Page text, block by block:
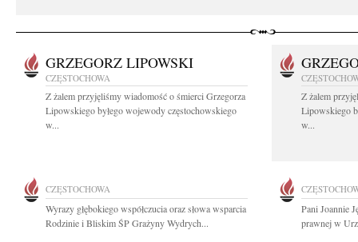
GRZEGORZ LIPOWSKI
CZĘSTOCHOWA
Z żalem przyjęliśmy wiadomość o śmierci Grzegorza
Lipowskiego byłego wojewody częstochowskiego
w...
Z żalem
Lipowskiego
w...
CZĘSTOCHOWA
Wyrazy głębokiego współczucia oraz słowa wsparcia
Rodzinie i Bliskim ŚP Grażyny Wydrych...
Pani Joannie
prawnej w